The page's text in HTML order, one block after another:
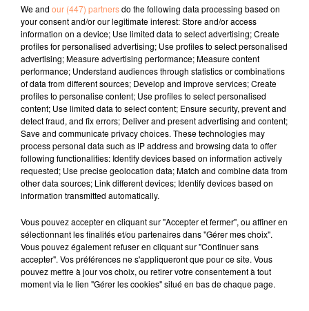
les vêtements en question avaient été retirés du site
canadien pendant le week-end, et qu’ils n’avaient pas
été commercialisés en magasin. Elle n’a cependant pas
précisé combien de temps ils étaient restés
disponibles à la vente.
Ces pulls "ne représentent pas les valeurs de Walmart
et n’ont pas leur place sur notre site internet", a
annoncé l’entreprise dans un communiqué, en
présentant ses excuses.
fil actus
Radio Star Live avec Dadju
27 juin 2022
Marseille : une application pour mettre en
relation extras et...
We and our (447) partnersdo the following data processing based on
your consent and/or our legitimate interest: Store and/or access
information on a device; Use limited data to select advertising; Create
profiles for personalised advertising; Use profiles to select personalised
advertising; Measure advertising performance; Measure content
performance; Understand audiences through statistics or combinations
of data from different sources; Develop and improve services; Create
profiles to personalise content; Use profiles to select personalised
content; Use limited data to select content; Ensure security, prevent and
detect fraud, and fix errors; Deliver and present advertising and content;
Save and communicate privacy choices. These technologies may
process personal data such as IP address and browsing data to offer
following functionalities: Identify devices based on information actively
requested; Use precise geolocation data; Match and combine data from
other data sources; Link different devices; Identify devices based on
information transmitted automatically.
Vous pouvez accepter en cliquant sur "Accepter et fermer", ou affiner en
sélectionnant les finalités et/ou partenaires dans "Gérer mes choix".
Vous pouvez également refuser en cliquant sur "Continuer sans
accepter". Vos préférences ne s'appliqueront que pour ce site. Vous
pouvez mettre à jour vos choix, ou retirer votre consentement à tout
moment via le lien "Gérer les cookies" situé en bas de chaque page.